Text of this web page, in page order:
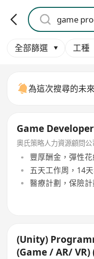
全部篩選 工種
為這次搜尋的未
Game Developer
奧氏策略人力資源顧問公
豐厚酬金，彈性
五天工作周，14
醫療計劃，保險
(Unity)
(Game / AR/ VR)